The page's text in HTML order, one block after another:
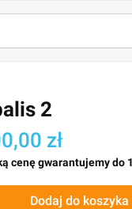
2
zł
cenę gwarantujemy do
Dodaj do koszyka